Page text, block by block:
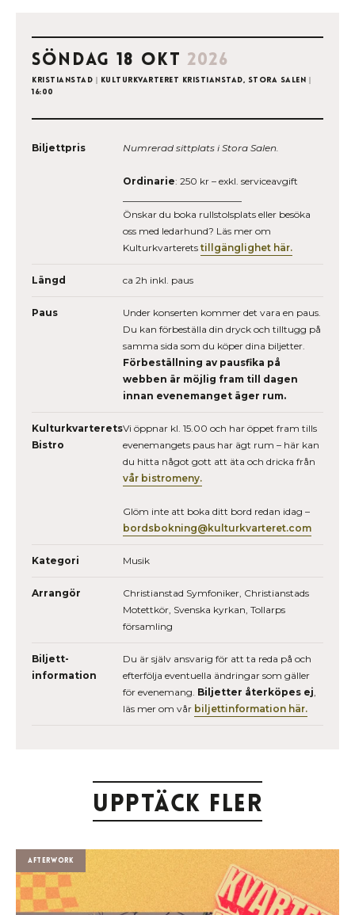
söndag 18 okt 2026
Kristianstad | Kulturkvarteret Kristianstad, Stora salen |
16:00
Biljettpris Numrerad sittplats i Stora Salen.
Ordinarie: 250 kr – exkl. serviceavgift
Önskar du boka rullstolsplats eller besöka
oss med ledarhund? Läs mer om
Kulturkvarterets tillgänglighet här.
Längd ca 2h inkl. paus
Paus
Under konserten kommer det vara en paus.
Du kan förbeställa din dryck och tilltugg på
samma sida som du köper dina biljetter.
Förbeställning av pausfika på
webben är möjlig fram till dagen
innan evenemanget äger rum.
Kulturkvarterets
Bistro
Vi öppnar kl. 15.00 och har öppet fram tills
evenemangets paus har ägt rum – här kan
du hitta något gott att äta och dricka från
vår bistromeny.
Glöm inte att boka ditt bord redan idag –
bordsbokning@kulturkvarteret.com
Kategori Musik
Arrangör
Christianstad Symfoniker, Christianstads
Motettkör, Svenska kyrkan, Tollarps
församling
Biljett­
information
Du är själv ansvarig för att ta reda på och
efterfölja eventuella ändringar som gäller
för evenemang. Biljetter återköpes ej
läs mer om vår biljettinformation här.
Upptäck fler
Afterwork